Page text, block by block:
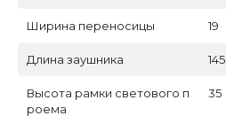
Ширина переносицы 19
Длина заушника 145
Высота рамки светового п
роема
35